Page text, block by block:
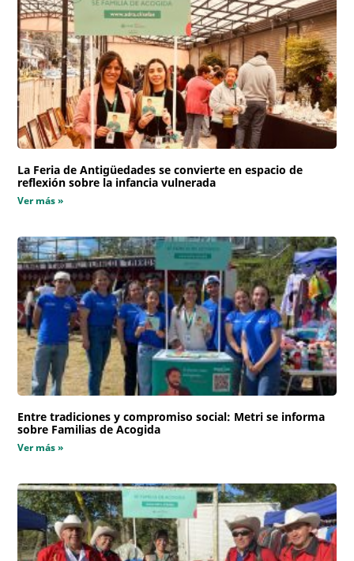
La Feria de Antigüedades se convierte en espacio de
reflexión sobre la infancia vulnerada
Ver más »
Entre tradiciones y compromiso social: Metri se informa
sobre Familias de Acogida
Ver más »